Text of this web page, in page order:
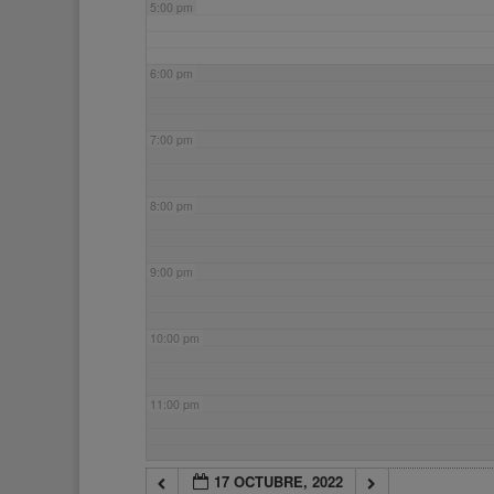
5:00 pm
6:00 pm
7:00 pm
8:00 pm
9:00 pm
10:00 pm
11:00 pm
17 OCTUBRE, 2022